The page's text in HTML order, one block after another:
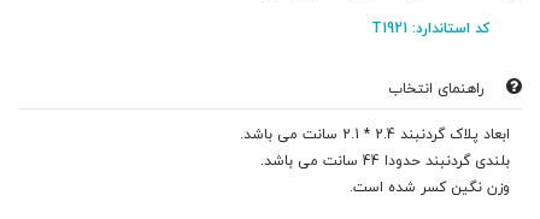
کد استاندارد: T1921
راهنمای انتخاب
ابعاد پلاک گردنبند 2.4 * 2.1 سانت می باشد.
بلندی گردنبند حدودا 44 سانت می باشد.
وزن نگین کسر شده است.